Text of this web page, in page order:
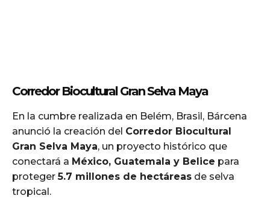
Corredor Biocultural Gran Selva Maya
En la cumbre realizada en Belém, Brasil, Bárcena
anunció la creación del Corredor Biocultural
Gran Selva Maya, un proyecto histórico que
conectará a México, Guatemala y Belice para
proteger5.7 millones de hectáreas de selva
tropical.